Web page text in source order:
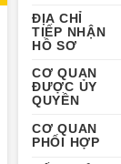
ĐỊA CHỈ
TIẾP NHẬN
HỒ SƠ
CƠ QUAN
ĐƯỢC ỦY
QUYỀN
CƠ QUAN
PHỐI HỢP